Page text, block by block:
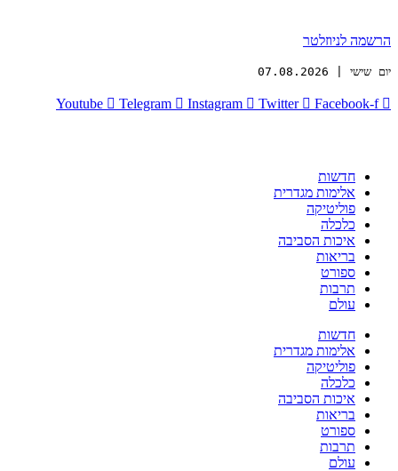
הרשמה לניוזלטר
יום שישי | 07.08.2026
Youtube Telegram Instagram Twitter Facebook-f
חדשות
אלימות מגדרית
פוליטיקה
כלכלה
איכות הסביבה
בריאות
ספורט
תרבות
עולם
חדשות
אלימות מגדרית
פוליטיקה
כלכלה
איכות הסביבה
בריאות
ספורט
תרבות
עולם